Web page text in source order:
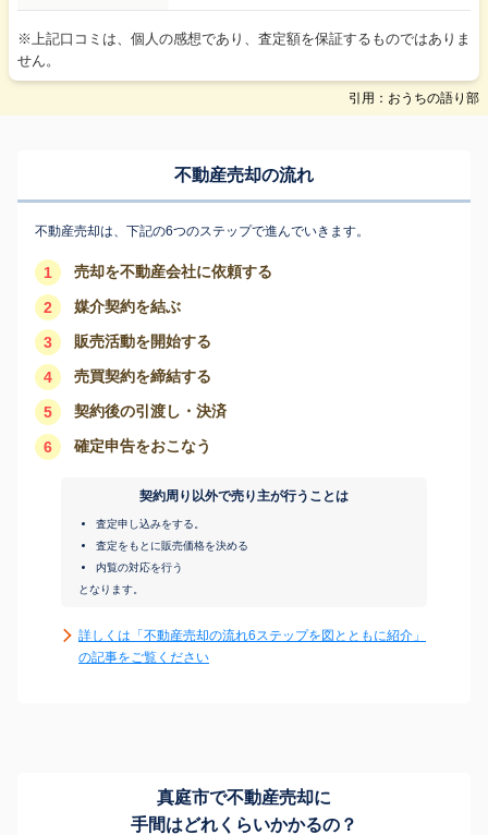
※上記口コミは、個人の感想であり、査定額を保証するものではありま
せん。
引用：おうちの語り部
不動産売却の流れ
不動産売却は、下記の6つのステップで進んでいきます。
1 売却を不動産会社に依頼する
2 媒介契約を結ぶ
3 販売活動を開始する
4 売買契約を締結する
5 契約後の引渡し・決済
6 確定申告をおこなう
契約周り以外で売り主が行うことは
査定申し込みをする。
査定をもとに販売価格を決める
内覧の対応を行う
となります。
詳しくは「不動産売却の流れ6ステップを図とともに紹介」
の記事をご覧ください
真庭市で不動産売却に
手間はどれくらいかかるの？